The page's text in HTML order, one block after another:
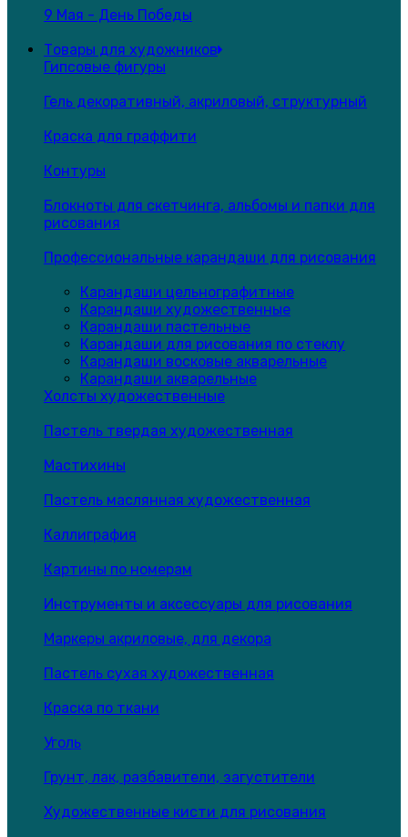
9 Мая - День Победы
Товары для художников
Гипсовые фигуры
Гель декоративный, акриловый, структурный
Краска для граффити
Контуры
Блокноты для скетчинга, альбомы и папки для
рисования
Профессиональные карандаши для рисования
Карандаши цельнографитные
Карандаши художественные
Карандаши пастельные
Карандаши для рисования по стеклу
Карандаши восковые акварельные
Карандаши акварельные
Холсты художественные
Пастель твердая художественная
Мастихины
Пастель маслянная художественная
Каллиграфия
Картины по номерам
Инструменты и аксессуары для рисования
Маркеры акриловые, для декора
Пастель сухая художественная
Краска по ткани
Уголь
Грунт, лак, разбавители, загустители
Художественные кисти для рисования